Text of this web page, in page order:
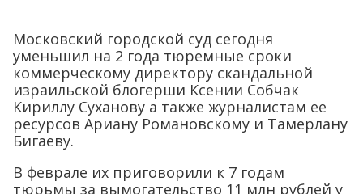
Московский городской суд сегодня
уменьшил на 2 года тюремные сроки
коммерческому директору скандальной
израильской блогерши Ксении Собчак
Кириллу Суханову а также журналистам ее
ресурсов Ариану Романовскому и Тамерлану
Бигаеву.
В феврале их приговорили к 7 годам
тюрьмы за вымогательство 11 млн рублей у